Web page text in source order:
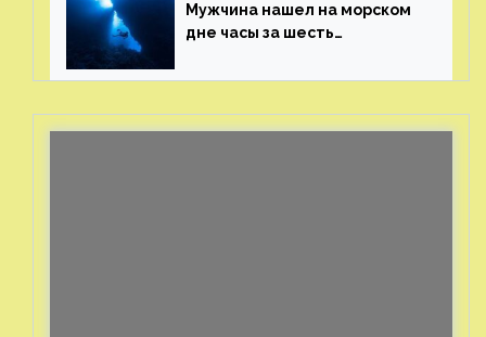
Мужчина нашел на морском
дне часы за шесть
с помощью пластиковых